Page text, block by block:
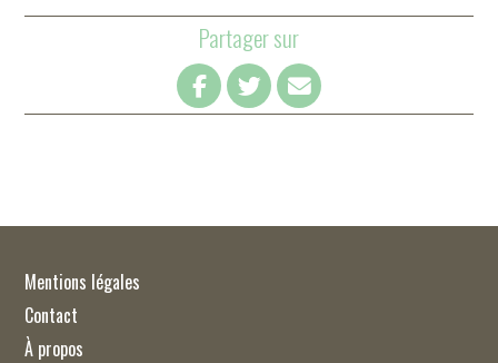
Partager sur
Mentions légales
Contact
À propos